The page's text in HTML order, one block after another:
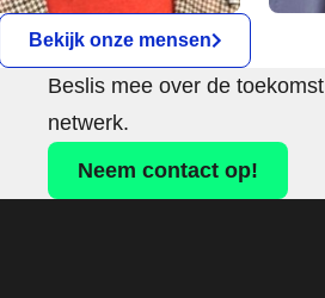
Bekijk onze mensen
Beslis mee over de
netwerk.
Neem contact op!